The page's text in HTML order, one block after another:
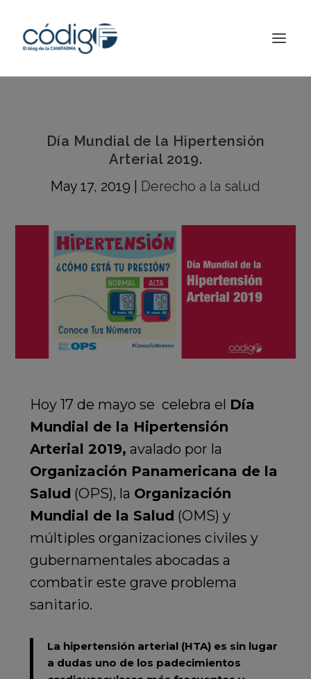
Día Mundial de la Hipertensión
Arterial 2019.
May 17, 2019
Derecho a la salud
Hoy 17 de mayo se celebra el Día
Mundial de la Hipertensión
Arterial 2019, avalado por la
Organización Panamericana de la
Salud (OPS), la Organización
Mundial de la Salud (OMS) y
múltiples organizaciones civiles y
gubernamentales abocadas a
combatir este grave problema
sanitario.
La hipertensión arterial (HTA)es sin lugar
a dudas uno de los padecimientos